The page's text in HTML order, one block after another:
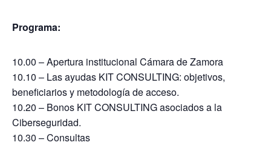
Programa:
10.00 – Apertura institucional Cámara de Zamora
10.10 – Las ayudas KIT CONSULTING: objetivos,
beneficiarios y metodología de acceso.
10.20 – Bonos KIT CONSULTING asociados a la
Ciberseguridad.
10.30 – Consultas